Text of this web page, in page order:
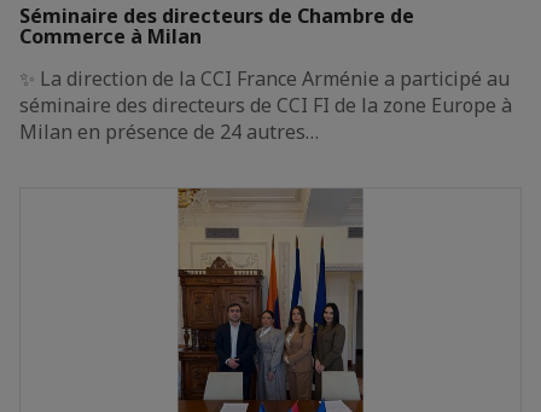
Séminaire des directeurs de Chambre de
Commerce à Milan
✨ La direction de la CCI France Arménie a participé au
séminaire des directeurs de CCI FI de la zone Europe à
Milan en présence de 24 autres…